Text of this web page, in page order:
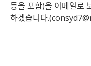
등을 포함)을 이메일로
하겠습니다